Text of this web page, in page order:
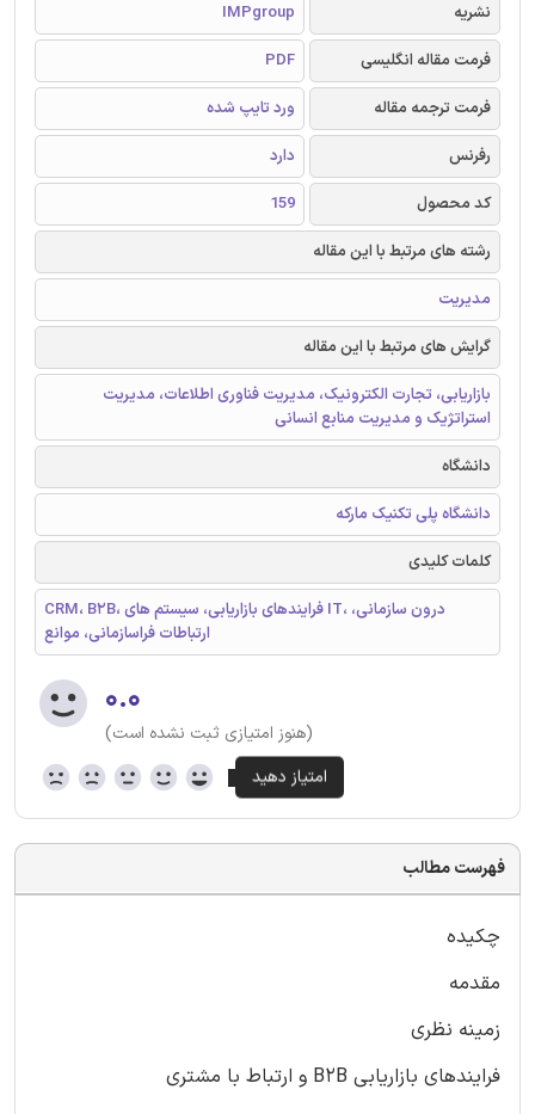
نشریه
IMPgroup
فرمت مقاله انگلیسی
PDF
فرمت ترجمه مقاله
ورد تایپ شده
رفرنس
دارد
کد محصول
159
رشته های مرتبط با این مقاله
مدیریت
گرایش های مرتبط با این مقاله
بازاریابی، تجارت الکترونیک، مدیریت فناوری اطلاعات، مدیریت
استراتژیک و مدیریت منابع انسانی
دانشگاه
دانشگاه پلی تکنیک مارکه
کلمات کلیدی
CRM، B2B، فرایندهای بازاریابی، سیستم‌ های IT، درون‌ سازمانی،
ارتباطات فراسازمانی، موانع
۰.۰
(هنوز امتیازی ثبت نشده است)
فهرست مطالب
چکیده
مقدمه
زمینه نظری
فرایندهای بازاریابی B2B و ارتباط با مشتری